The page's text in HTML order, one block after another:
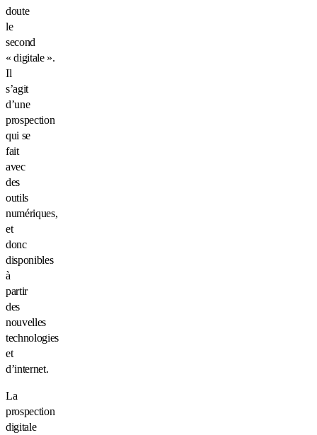
doute
le
second
« digitale ».
Il
s’agit
d’une
prospection
qui se
fait
avec
des
outils
numériques,
et
donc
disponibles
à
partir
des
nouvelles
technologies
et
d’internet.
La
prospection
digitale